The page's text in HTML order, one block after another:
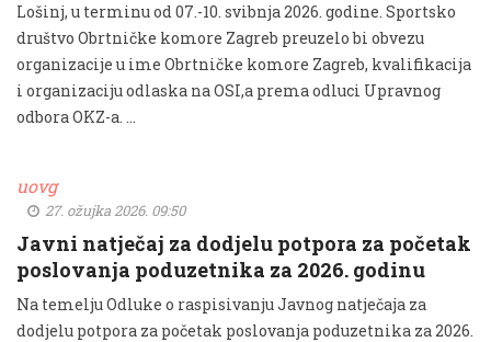
Lošinj, u terminu od 07.-10. svibnja 2026. godine. Sportsko
društvo Obrtničke komore Zagreb preuzelo bi obvezu
organizacije u ime Obrtničke komore Zagreb, kvalifikacija
i organizaciju odlaska na OSI,a prema odluci Upravnog
odbora OKZ-a. …
uovg
27. ožujka 2026. 09:50
Javni natječaj za dodjelu potpora za početak
poslovanja poduzetnika za 2026. godinu
Na temelju Odluke o raspisivanju Javnog natječaja za
dodjelu potpora za početak poslovanja poduzetnika za 2026.